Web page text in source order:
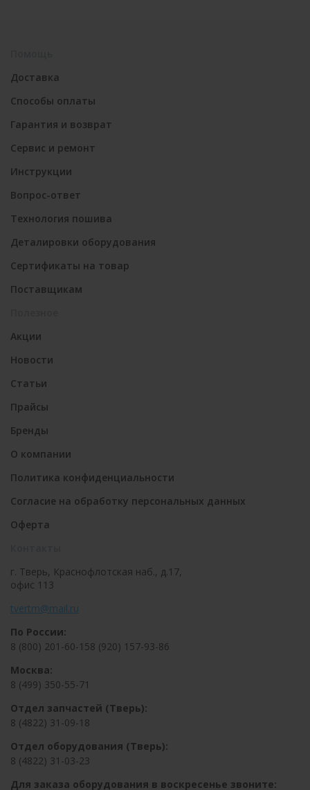
Доставка
Способы оплаты
Гарантия и возврат
Сервис и ремонт
Инструкции
Вопрос-ответ
Технология пошива
Деталировки оборудования
Сертификаты на товар
Поставщикам
Акции
Новости
Статьи
Прайсы
Бренды
О компании
Политика конфиденциальности
Согласие на обработку персональных данных
Оферта
г. Тверь, Краснофлотская наб., д.17,
офис 113
tvertm@mail.ru
По России:
8 (800) 201-60-158 (920) 157-93-86
Москва:
8 (499) 350-55-71
Отдел запчастей (Тверь):
8 (4822) 31-09-18
Отдел оборудования (Тверь):
8 (4822) 31-03-23
Для заказа оборудования в воскресенье звоните: